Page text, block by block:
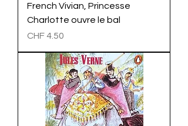
French Vivian, Princesse
Charlotte ouvre le bal
Preis
CHF 4.50